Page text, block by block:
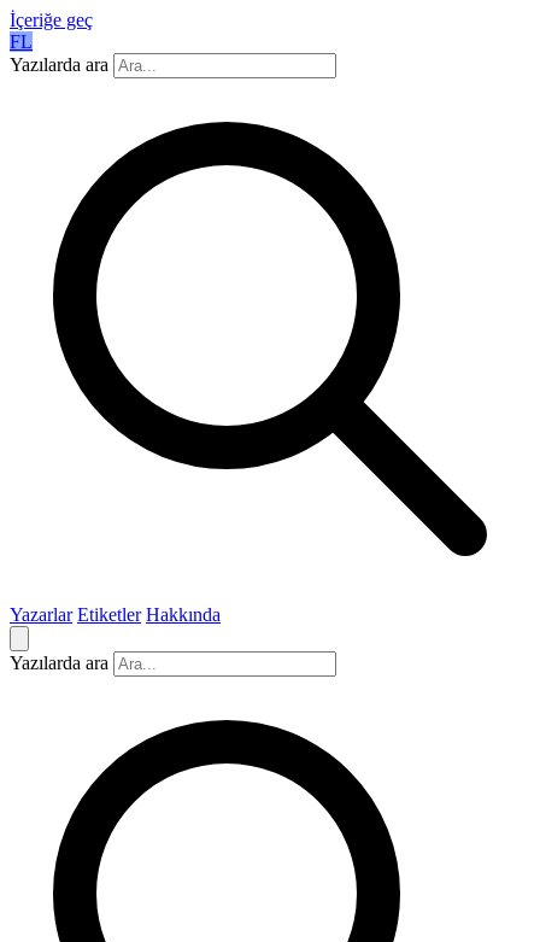
İçeriğe geç
FL
Yazılarda ara
Yazarlar Etiketler Hakkında
Yazılarda ara